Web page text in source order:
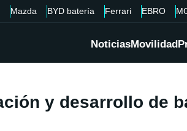
Mazda BYD batería Ferrari EBRO
NoticiasMovilidad
y desarrollo de